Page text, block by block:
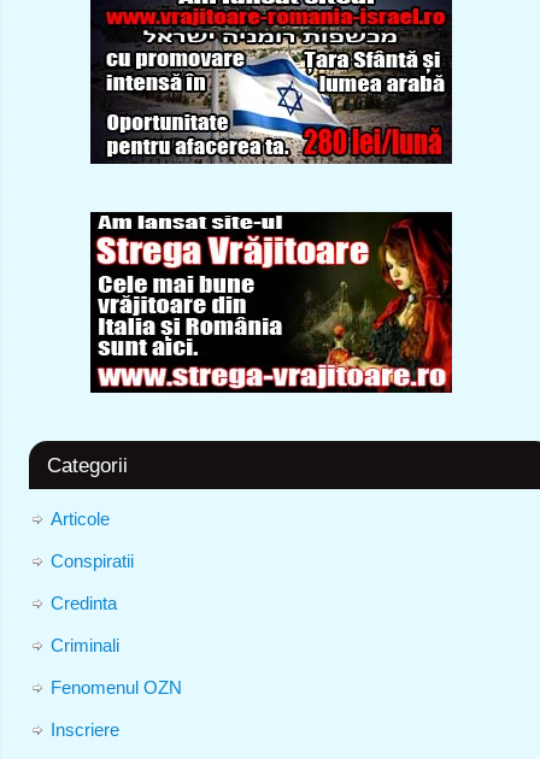
Categorii
Articole
Conspiratii
Credinta
Criminali
Fenomenul OZN
Inscriere